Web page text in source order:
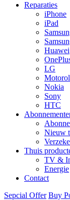
Reparaties
iPhone
iPad
Huawei
LG
Nokia
Sony
HTC
Nieuw
Thuis
TV &
Energie
Contact
Sepcial Offer Buy